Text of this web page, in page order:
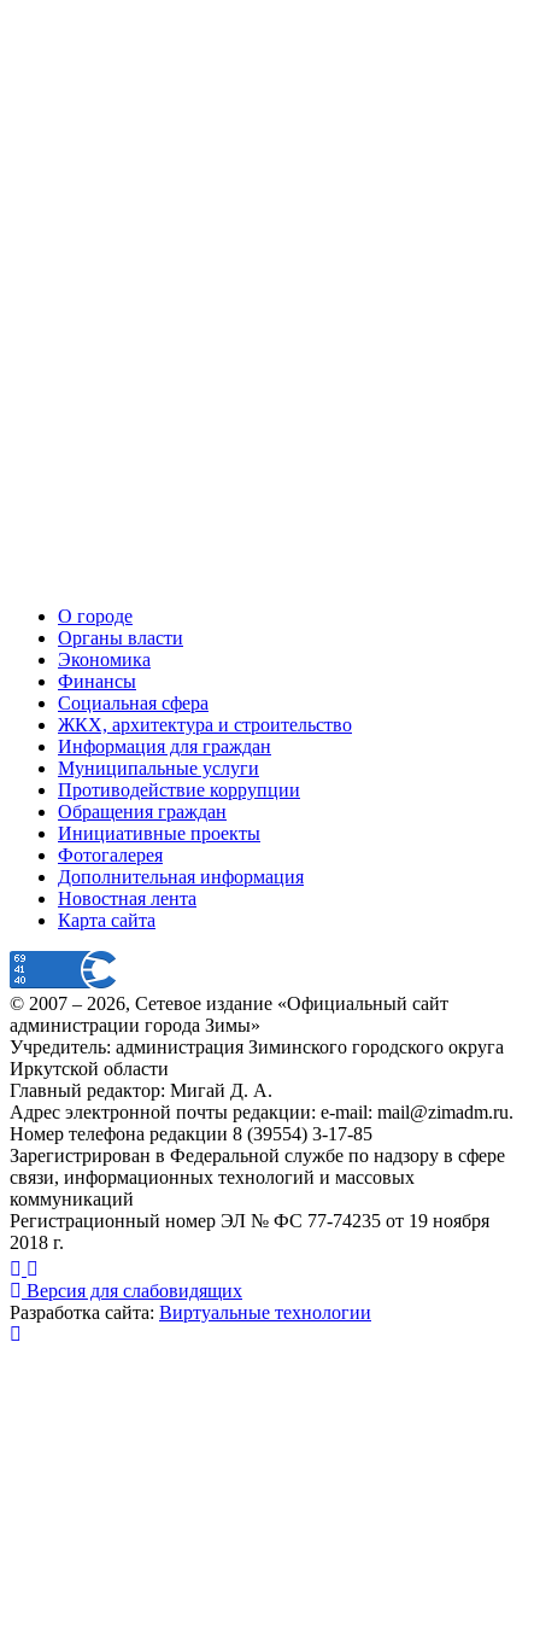
О городе
Органы власти
Экономика
Финансы
Социальная сфера
ЖКХ, архитектура и строительство
Информация для граждан
Муниципальные услуги
Противодействие коррупции
Обращения граждан
Инициативные проекты
Фотогалерея
Дополнительная информация
Новостная лента
Карта сайта
© 2007 – 2026, Сетевое издание «Официальный сайт
администрации города Зимы»
Учредитель: администрация Зиминского городского округа
Иркутской области
Главный редактор: Мигай Д. А.
Адрес электронной почты редакции: e-mail: mail@zimadm.ru.
Номер телефона редакции 8 (39554) 3-17-85
Зарегистрирован в Федеральной службе по надзору в сфере
связи, информационных технологий и массовых
коммуникаций
Регистрационный номер ЭЛ № ФС 77-74235 от 19 ноября
2018 г.
Версия для слабовидящих
Разработка сайта: Виртуальные технологии